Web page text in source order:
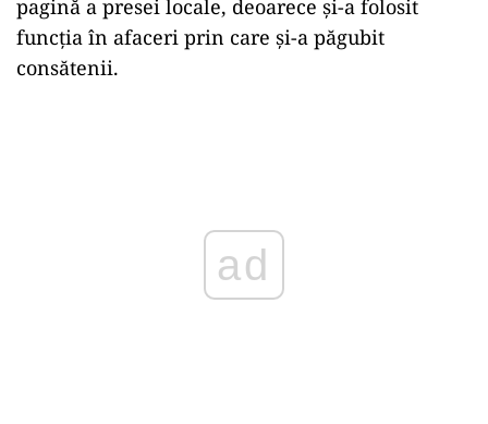
pagină a presei locale, deoarece și-a folosit
funcția în afaceri prin care și-a păgubit
consătenii.